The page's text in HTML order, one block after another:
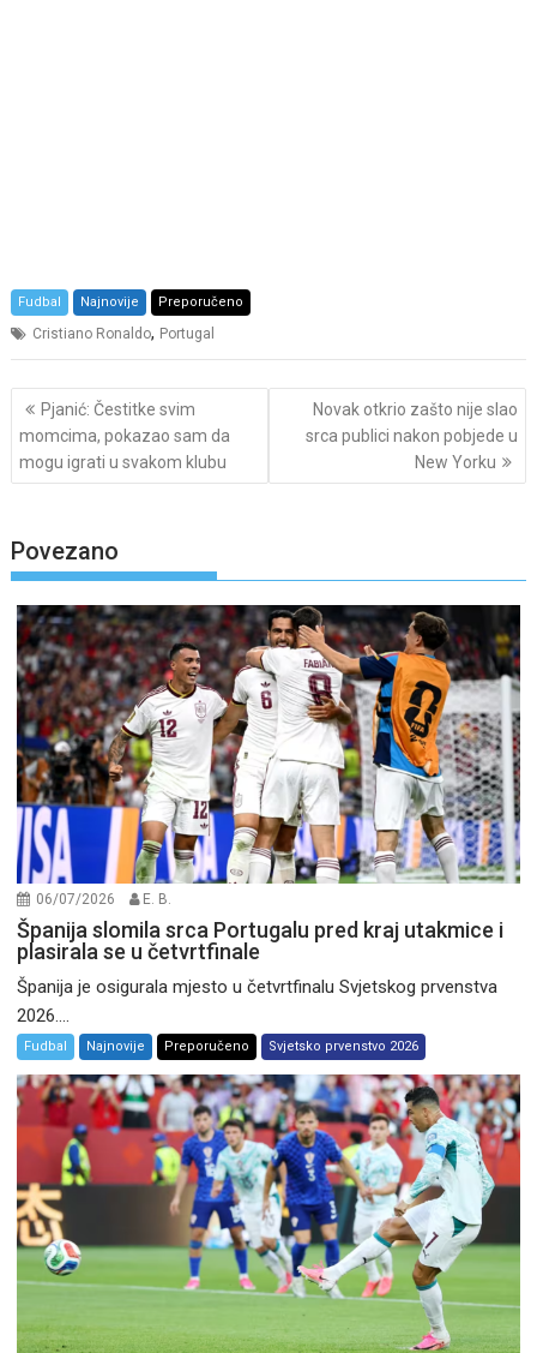
Fudbal Najnovije Preporučeno
Cristiano Ronaldo, Portugal
Post
navigation
Pjanić: Čestitke svim
momcima, pokazao sam da
mogu igrati u svakom klubu
Novak otkrio zašto nije slao
srca publici nakon pobjede u
New Yorku
Povezano
06/07/2026 E. B.
Španija slomila srca Portugalu pred kraj utakmice i
plasirala se u četvrtfinale
Španija je osigurala mjesto u četvrtfinalu Svjetskog prvenstva
2026....
Fudbal Najnovije Preporučeno Svjetsko prvenstvo 2026